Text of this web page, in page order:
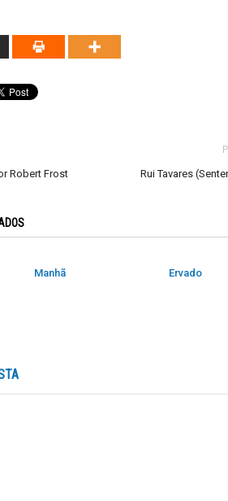
Robert Frost Rui Tavares
Manhã Ervado